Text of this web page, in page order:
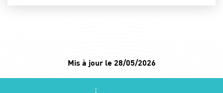
Mis à jour le 28/05/2026